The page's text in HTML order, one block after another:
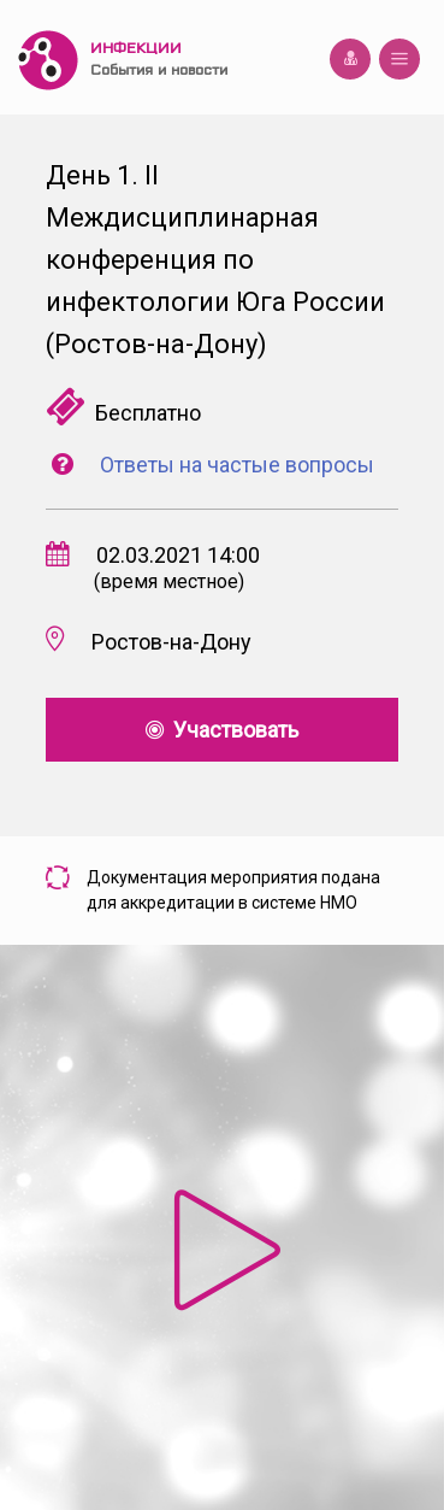
ИНФЕКЦИИ
События и новости
День 1. II
Междисциплинарная
конференция по
инфектологии Юга России
(Ростов-на-Дону)
Бесплатно
Ответы на частые вопросы
02.03.2021 14:00
(время местное)
Ростов-на-Дону
Участвовать
Документация мероприятия подана
для аккредитации в системе НМО